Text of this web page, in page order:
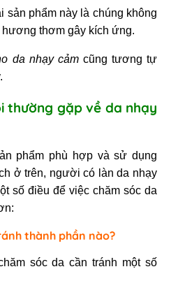
sản phẩm này là chúng không
thơm gây kích ứng.
da nhạy cảm cũng tương tự
thường gặp về da nhạy
phẩm phù hợp và sử dụng
ở trên, người có làn da nhạy
số điều để việc chăm sóc da
thành phần nào?
sóc da cần tránh một số